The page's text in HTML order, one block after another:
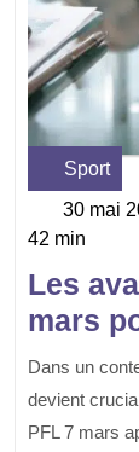
Sport
Category
30 mai
42 min
Les
mars
Dans un contexte économique où la gestion patrimoniale
devient
PFL 7 mars